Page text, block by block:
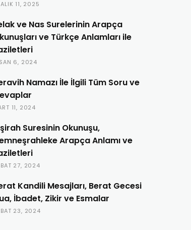
11, 2025
ve Nas Surelerinin Arapça
ve Türkçe Anlamları ile
6, 2024
Namazı İle İlgili Tüm Soru ve
11, 2024
Suresinin Okunuşu,
Arapça Anlamı ve
27, 2024
Kandili Mesajları, Berat Gecesi
İbadet, Zikir ve Esmalar
23, 2024